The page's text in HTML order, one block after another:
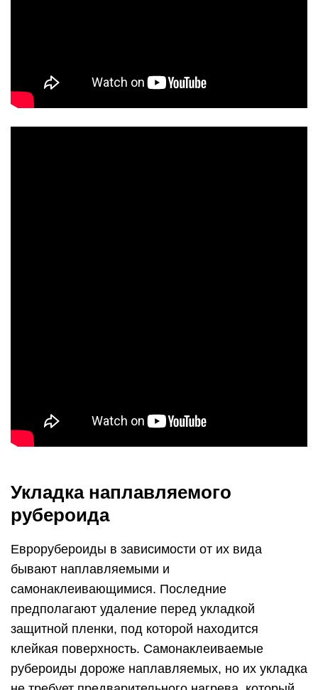
Укладка наплавляемого
рубероида
Еврорубероиды в зависимости от их вида
бывают наплавляемыми и
самонаклеивающимися. Последние
предполагают удаление перед укладкой
защитной пленки, под которой находится
клейкая поверхность. Самонаклеиваемые
рубероиды дороже наплавляемых, но их укладка